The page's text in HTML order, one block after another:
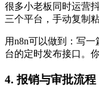
很多小老板同时运营
三个平台，手动复制
用n8n可以做到：写
台的定时发布接口。
4. 报销与审批流程